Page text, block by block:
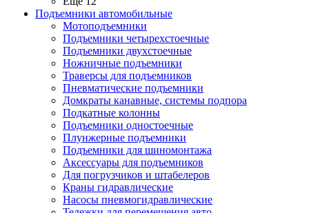
Подъемники автомобильные
Мотоподъемники
Подъемники четырехстоечные
Подъемники двухстоечные
Ножничные подъемники
Траверсы для подъемников
Пневматические подъемники
Домкраты канавные, системы подпора
Подкатные колонны
Подъемники одностоечные
Плунжерные подъемники
Подъемники для шиномонтажа
Аксессуары для подъемников
Для погрузчиков и штабелеров
Краны гидравлические
Насосы пневмогидравлические